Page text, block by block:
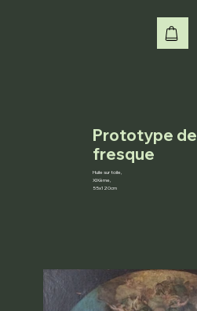
Prototype de
fresque
Huile sur toile,
XIXème,
55x120cm